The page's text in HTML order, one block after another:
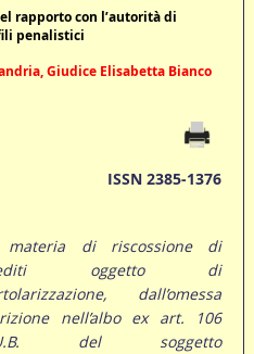
rapporto con l’autorità di
penalistici
Giudice Elisabetta Bianco
ISSN 2385-1376
di riscossione di
oggetto di
dall’omessa
nell’albo ex art. 106
del soggetto